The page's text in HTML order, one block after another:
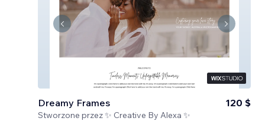
Dreamy Frames
Stworzone przez✨ Creative By Alexa ✨
120 $